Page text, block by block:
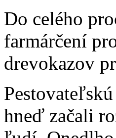
Do celého
farmárčení
drevokazov
hneď začali